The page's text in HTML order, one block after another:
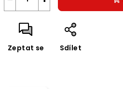
Zeptat se Sdílet